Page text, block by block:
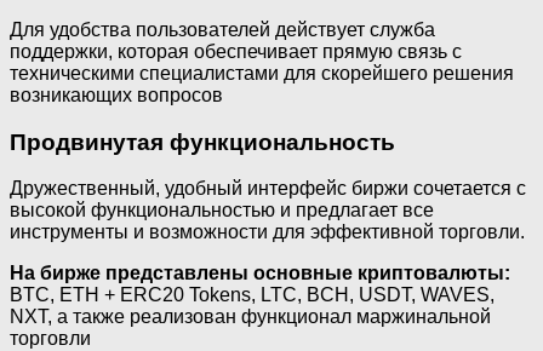
Для удобства пользователей действует служба
поддержки, которая обеспечивает прямую связь с
техническими специалистами для скорейшего решения
возникающих вопросов
Продвинутая функциональность
Дружественный, удобный интерфейс биржи сочетается с
высокой функциональностью и предлагает все
инструменты и возможности для эффективной торговли.
На бирже представлены основные криптовалюты:
BTC, ETH + ERC20 Tokens, LTC, BCH, USDT, WAVES,
NXT, а также реализован функционал маржинальной
торговли